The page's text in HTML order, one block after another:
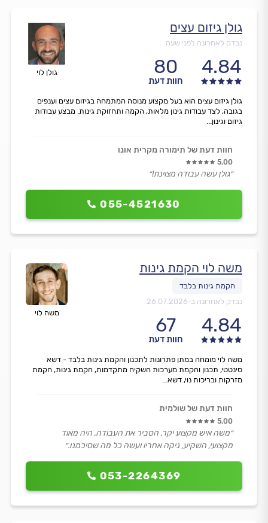
גולן לוי
גולן גיזום עצים
נבדק לאחרונה לפני שעה
4.84
80
חוות דעת
055-4521630
גולן גיזום עצים הוא בעל מקצוע מנוסה המתמחה בגיזום עצים וענפים
בגובה, לצד עבודות גינון מלאות, הקמה ותחזוקת גינות. מבצע עבודות
גיזום וגינון...
חוות דעת של תימורה מקרית אונו
5.00
״גולן עשה עבודה מצוינת!״
משה לוי
משה לוי הקמת גינות
נבדק לאחרונה ב-26.07.2026
4.84
67
חוות דעת
053-2264369
משה לוי מומחה במתן פתרונות לתכנון והקמת גינות בלבד - דשא
סינטטי, תכנון והקמת מערכות השקיה מתקדמות, הקמת גינות, הקמת
מזרקות ובריכות נוי, דשא...
חוות דעת של שולמית
5.00
״משה איש מקצוע יקר, הסביר את העבודה, היה מאוד
מקצועי, השקיע, ניקה אחריו ועשה כל מה שסיכמנו.״